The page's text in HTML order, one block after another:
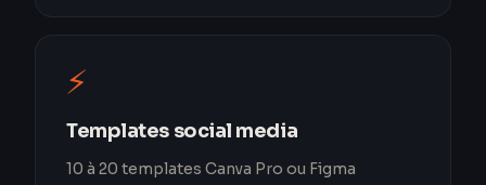
⚡
Templates social media
10 à 20 templates Canva Pro ou Figma